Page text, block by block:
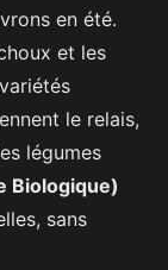
en été.
et les
le relais,
légumes
Biologique)
sans